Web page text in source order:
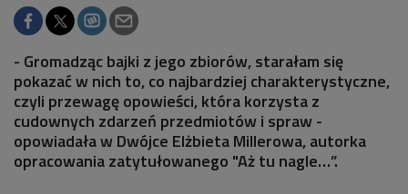
- Gromadząc bajki z jego zbiorów, starałam się
pokazać w nich to, co najbardziej charakterystyczne,
czyli przewagę opowieści, która korzysta z
cudownych zdarzeń przedmiotów i spraw -
opowiadała w Dwójce Elżbieta Millerowa, autorka
opracowania zatytułowanego "Aż tu nagle…”.